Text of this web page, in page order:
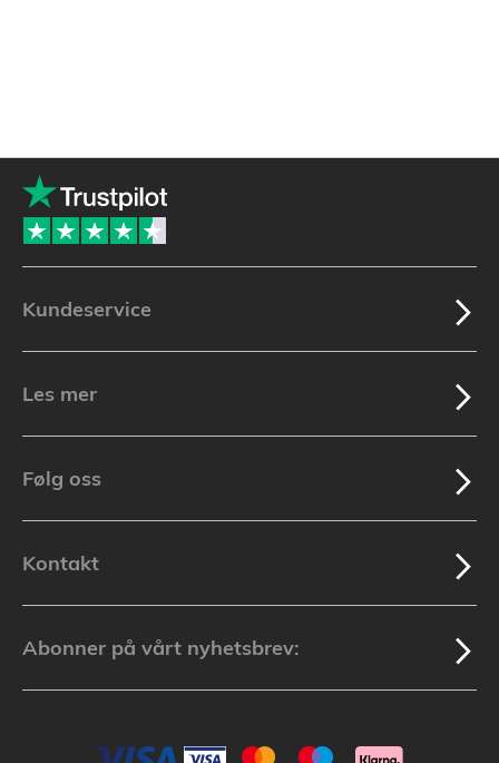
Kundeservice
Les mer
Følg oss
Kontakt
Abonner på vårt nyhetsbrev: